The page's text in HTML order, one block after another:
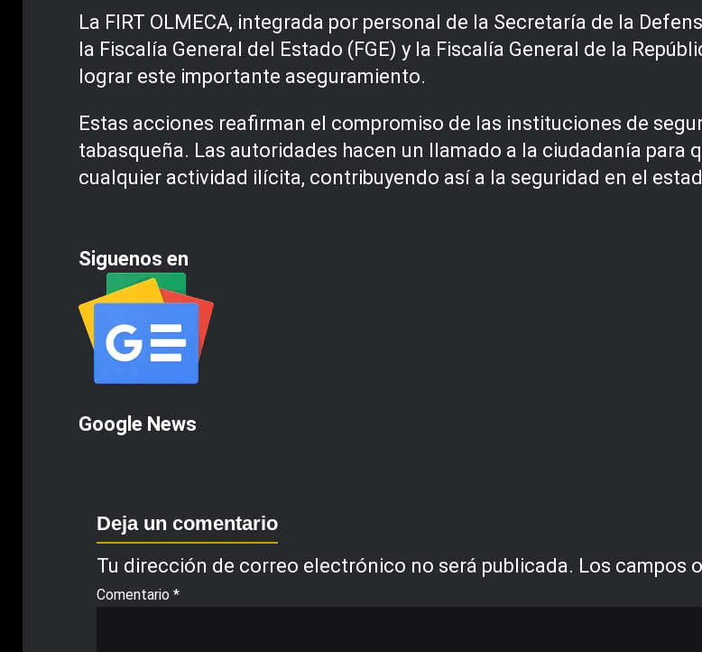
La FIRT OLMECA, integrada por personal de la Secretaría de la
la Fiscalía General del Estado (FGE) y la Fiscalía General de la
lograr este importante aseguramiento.
Estas acciones reafirman el compromiso de las instituciones de
tabasqueña. Las autoridades hacen un llamado a la ciudadanía
cualquier actividad ilícita, contribuyendo así a la seguridad en el
Siguenos en
Google News
Deja un comentario
Tu dirección de correo electrónico no será publicada. Los campos
Comentario *